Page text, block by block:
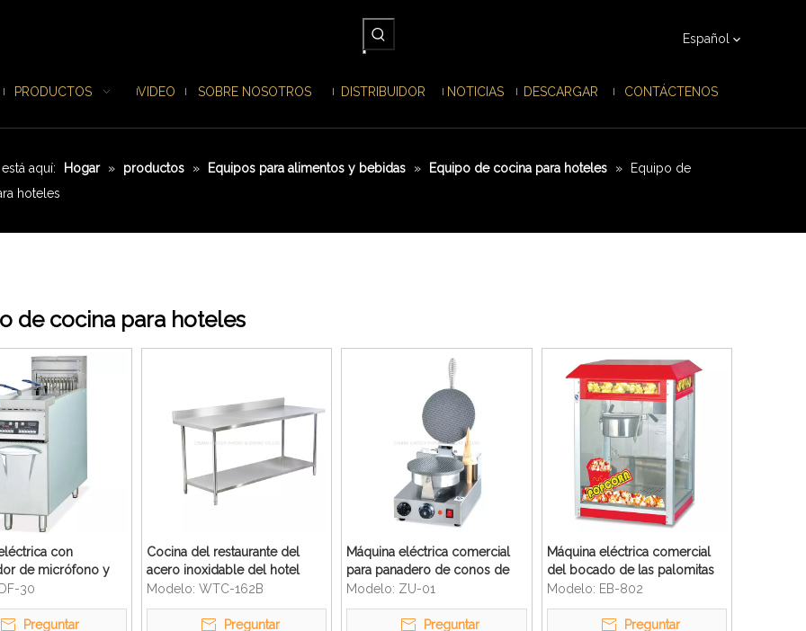
Español
PRODUCTOS VIDEO SOBRE NOSOTROS DISTRIBUIDOR NOTICIAS DESCARGAR CONTÁCTENOS
aquí: Hogar » productos » Equipos para alimentos y bebidas » Equipo de cocina para hoteles »
Equipo de
hoteles
de cocina para hoteles
con
de micrófono y
máquina freidora
Chips
digitales
DF-30
Preguntar
Cocina del restaurante del
acero inoxidable del hotel
mesa de trabajo de 2 capas
Modelo: WTC-162B
Preguntar
Máquina eléctrica comercial
para panadero de conos de
helado
Modelo: ZU-01
Preguntar
Máquina eléctrica comercial
del bocado de las palomitas
de maíz dulces de las
palomitas de maíz
Modelo: EB-802
Preguntar